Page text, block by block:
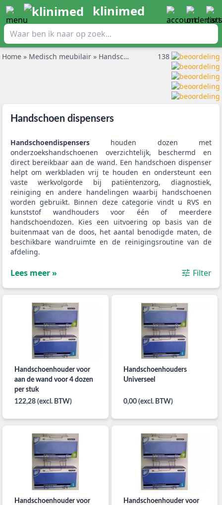
klinimed
Home » Medisch meubilair » Handschoen dispensers 138
Handschoen dispensers
Handschoendispensers houden dozen met
onderzoekshandschoenen overzichtelijk, beschermd en
direct bereikbaar aan de wand. Een handschoen dispenser
helpt om werkbladen vrij te houden en ondersteunt een
vaste werkvolgorde bij patiëntenzorg, diagnostiek,
reiniging en andere handelingen waarbij handschoenen
worden gebruikt. Binnen deze categorie vindt u RVS en
kunststof wandhouders voor één of meerdere
handschoendozen. Kies een uitvoering op basis van de
buitenmaat van de doos, het aantal benodigde maten, de
beschikbare wandruimte en de reinigingsroutine van de
afdeling.
Lees meer » Filter
Handschoenhouder voor
aan de wand voor 4 dozen
per stuk
122,28 (excl. BTW)
Handschoenhouders
Universeel
0,00 (excl. BTW)
Handschoenhouder voor
Handschoenhouder voor